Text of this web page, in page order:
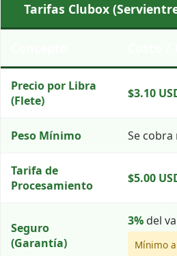
Tarifas Clubox
Precio por Libra
(Flete)
$3.10
Peso Mínimo Se
Tarifa de
Procesamiento
$5.00
Seguro
(Garantía)
3% del
Mínimo